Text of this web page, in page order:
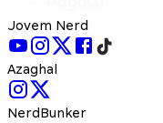
Jovem Nerd
Azaghal
NerdBunker